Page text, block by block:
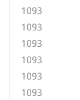
1093
1093
1093
1093
1093
1093